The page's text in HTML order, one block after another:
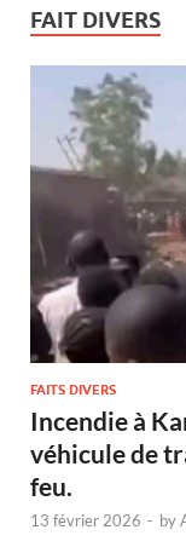
FAIT DIVERS
FAITS DIVERS
Incendie à
véhicule de
feu.
13 février 2026 - by